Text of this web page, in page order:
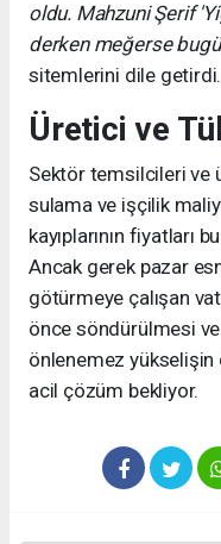
oldu. Mahzuni Şerif
derken meğerse
sitemlerini dile getirdi.
Üretici ve
Sektör temsilcileri ve
sulama ve işçilik
kayıplarının fiyatları
Ancak gerek pazar
götürmeye çalışan
önce söndürülmesi
önlenemez yükselişin
acil çözüm bekliyor.